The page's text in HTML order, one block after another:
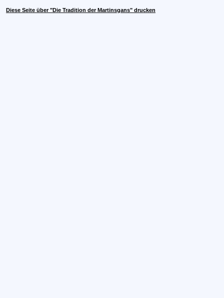
Diese Seite über "Die Tradition der Martinsgans" drucken